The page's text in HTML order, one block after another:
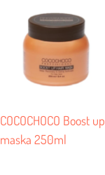
COCOCHOCO Boost up
maska 250ml